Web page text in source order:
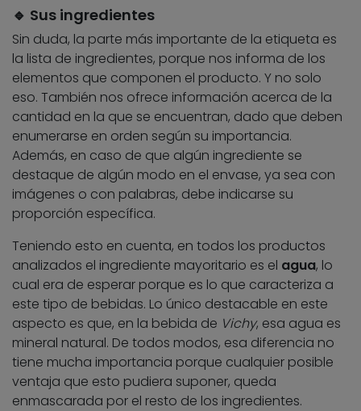
🔹 Sus ingredientes
Sin duda, la parte más importante de la etiqueta es
la lista de ingredientes, porque nos informa de los
elementos que componen el producto. Y no solo
eso. También nos ofrece información acerca de la
cantidad en la que se encuentran, dado que deben
enumerarse en orden según su importancia.
Además, en caso de que algún ingrediente se
destaque de algún modo en el envase, ya sea con
imágenes o con palabras, debe indicarse su
proporción específica.
Teniendo esto en cuenta, en todos los productos
analizados el ingrediente mayoritario es el agua, lo
cual era de esperar porque es lo que caracteriza a
este tipo de bebidas. Lo único destacable en este
aspecto es que, en la bebida de Vichy, esa agua es
mineral natural. De todos modos, esa diferencia no
tiene mucha importancia porque cualquier posible
ventaja que esto pudiera suponer, queda
enmascarada por el resto de los ingredientes.